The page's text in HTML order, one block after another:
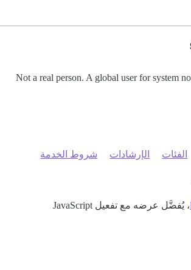
Not a real person. A global user for system
الفئات الإرشادات شروط الخدمة
، يُفضَّل عرضه مع تفعيل JavaScript